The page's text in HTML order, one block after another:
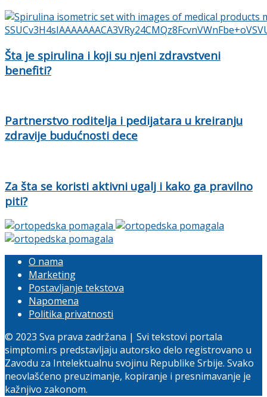
Šta je spirulina i koji su njeni zdravstveni
benefiti?
Partnerstvo roditelja i pedijatara u kreiranju
zdravije budućnosti dece
Za šta se koristi aktivni ugalj i kako ga pravilno
piti?
O nama
Marketing
Postavljanje tekstova
Napomena
Politika privatnosti
© 2023 Sva prava zadržana | Svi tekstovi portala
simptomi.rs predstavljaju autorsko delo registrovano u
Zavodu za Intelektualnu svojinu Republike Srbije. Svako
neovlašćeno preuzimanje, kopiranje i presnimavanje je
kažnjivo zakonom.